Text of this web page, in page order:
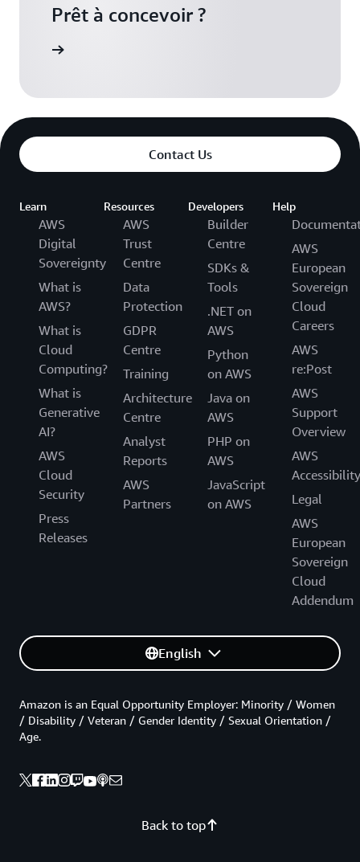
Prêt à concevoir ?
Contact Us
Learn
AWS
Digital
Sovereignty
What is
AWS?
What is
Cloud
Computing?
What is
Generative
AI?
AWS
Cloud
Security
Press
Releases
Resources
AWS
Trust
Centre
Data
Protection
GDPR
Centre
Training
Architecture
Centre
Analyst
Reports
AWS
Partners
Developers
Builder
Centre
SDKs &
Tools
.NET on
AWS
Python
on AWS
Java on
AWS
PHP on
AWS
JavaScript
on AWS
Help
AWS
European
Sovereign
Cloud
Careers
AWS
re:Post
AWS
Support
Overview
AWS
Accessibility
Legal
AWS
European
Sovereign
Cloud
Addendum
English
Back to top
Amazon is an Equal Opportunity Employer: Minority / Women
/ Disability / Veteran / Gender Identity / Sexual Orientation /
Age.